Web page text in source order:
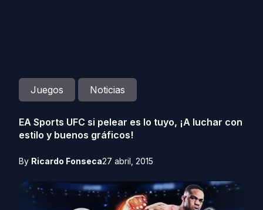
Juegos Noticias
EA Sports UFC si pelear es lo tuyo, ¡A luchar con
estilo y buenos gráficos!
By Ricardo Fonseca27 abril, 2015